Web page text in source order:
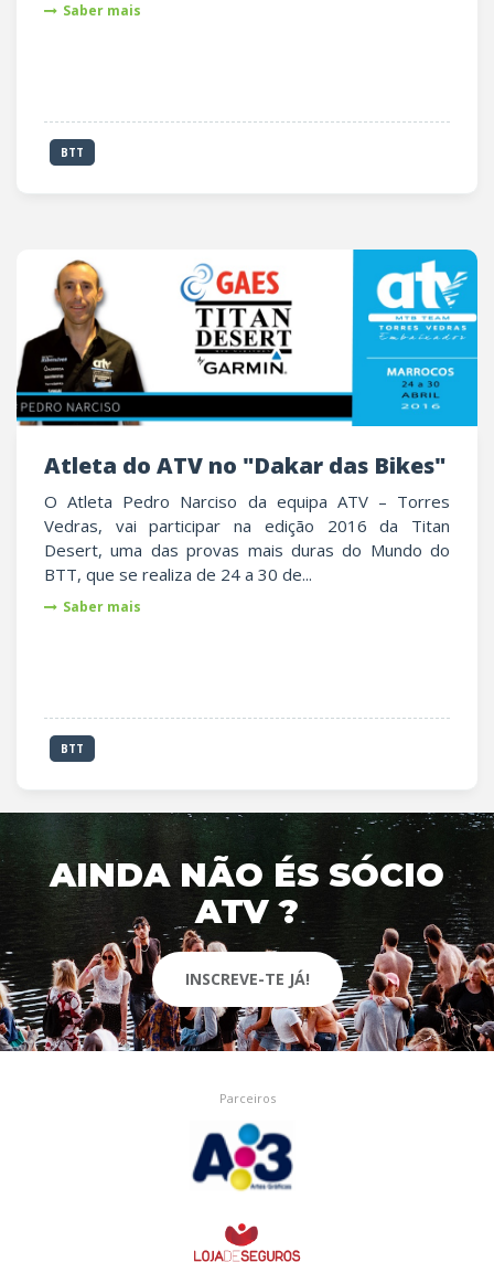
Saber mais
BTT
Atleta do ATV no "Dakar das Bikes"
O Atleta Pedro Narciso da equipa ATV – Torres
Vedras, vai participar na edição 2016 da Titan
Desert, uma das provas mais duras do Mundo do
BTT, que se realiza de 24 a 30 de...
Saber mais
BTT
AINDA NÃO ÉS SÓCIO
ATV ?
INSCREVE-TE JÁ!
Parceiros